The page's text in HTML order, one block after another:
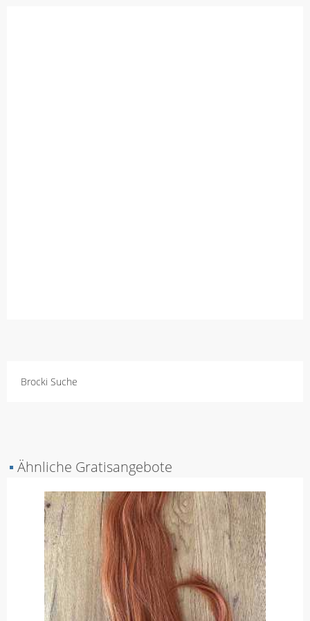
Brocki Suche
▪ Ähnliche Gratisangebote